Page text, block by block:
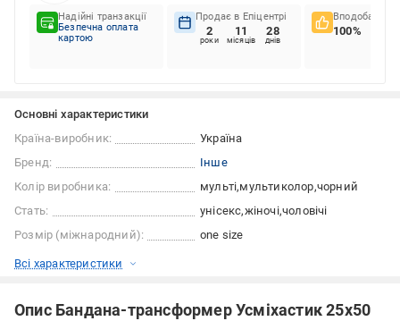
Надійні транзакції
Безпечна оплата
картою
Продає в Епіцентрі
2
роки
11
місяців
28
днів
Вподобання
100%
Основні характеристики
Країна-виробник:
Україна
Бренд:
Інше
Колір виробника:
мульті мультиколор чорний
Стать:
унісекс жіночі чоловічі
Розмір (міжнародний):
one size
Всі характеристики
Опис Бандана-трансформер Усміхастик 25х50